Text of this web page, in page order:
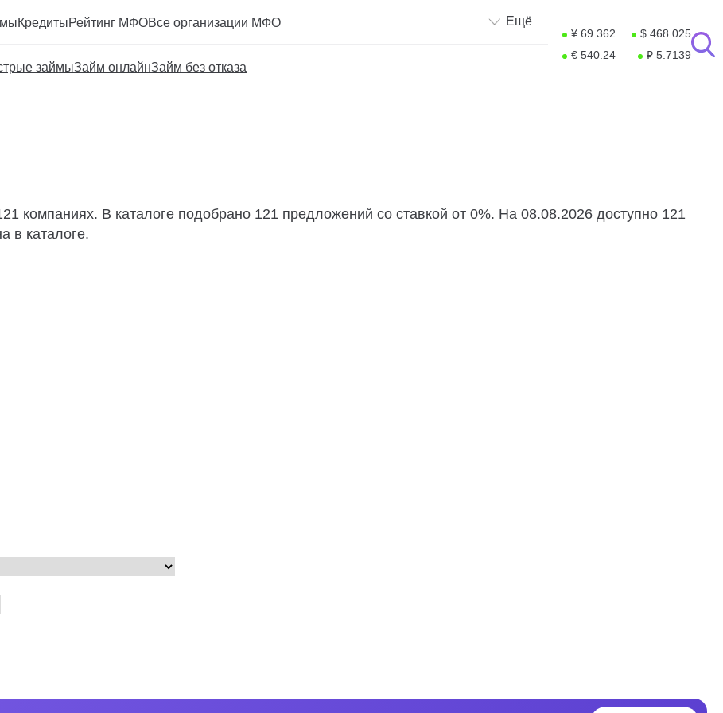
КредитыРейтинг МФОВсе организации МФО Ещё
займыЗайм онлайнЗайм без отказа
¥ 69.362
$ 468.025
€ 540.24
₽ 5.7139
компаниях. В каталоге подобрано 121 предложений со ставкой от 0%. На 08.08.2026 доступно 121
в каталоге.